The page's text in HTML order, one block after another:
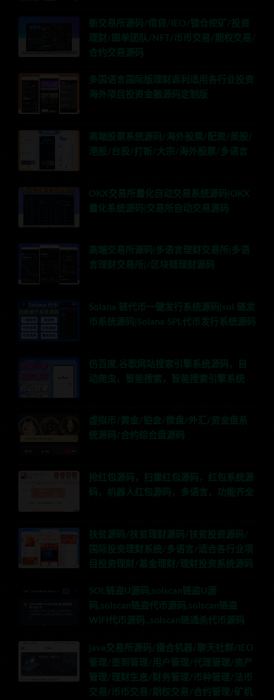
新交易所源码/借贷/IEO/锁仓挖矿/投资
理财/跟单团队/NFT/币币交易/期权交易/
合约交易源码
多国语言国际版理财返利适用各行业投资
海外项目投资金融源码定制版
高端股票系统源码/海外股票/配资/美股/
港股/台股/打新/大宗/海外股票/多语言
OKX交易所量化自动交易系统源码|OKX
量化系统源码|交易所自动交易源码
高端交易所源码|多语言理财交易所|多语
言理财交易所|/区块链理财源码
Solana 链代币一键发行系统源码|sol 链发
币系统源码|Solana SPL代币发行系统源码
仿百度,谷歌网站搜索引擎系统源码，自
动爬虫、智能搜索，智能搜索引擎系统
虚拟币/黄金/铂金/微盘/外汇/资金盘系
统源码/合约综合盘源码
抢红包源码，扫雷红包源码，红包系统源
码，机器人红包源码，多语言，功能齐全
扶贫源码/扶贫理财源码/扶贫投资源码/
国际投资理财系统/多语言/适合各行业项
目投资理财/基金理财/理财投资系统源码
SOL链盗U源码,solscan链盗U源
码,solscan链盗代币源码,solscan链盗
WIFI代币源码,,solscan链通杀代币源码
java交易所源码/撮合机器/聊天社群/IEO
管理/签到管理/用户管理/代理管理/资产
管理/理财生息/财务管理/币种管理/法币
交易/币币交易/期权交易/合约管理/矿机